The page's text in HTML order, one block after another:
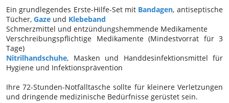
Ein grundlegendes Erste-Hilfe-Set mit Bandagen, antiseptische
Tücher, Gaze und Klebeband
Schmerzmittel und entzündungshemmende Medikamente
Verschreibungspflichtige Medikamente (Mindestvorrat für 3
Tage)
Nitrilhandschuhe, Masken und Handdesinfektionsmittel für
Hygiene und Infektionsprävention
Ihre 72-Stunden-Notfalltasche sollte für kleinere Verletzungen
und dringende medizinische Bedürfnisse gerüstet sein.